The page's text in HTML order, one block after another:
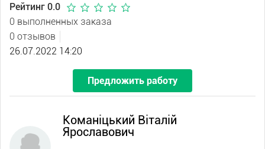
Рейтинг 0.0
0 выполненных заказа
0 отзывов
26.07.2022 14:20
Предложить работу
Команіцький Віталій
Ярославович